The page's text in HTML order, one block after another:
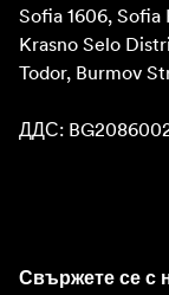
Sofia 1606,
Krasno Selo
Todor, Burmov
ДДС:
Свържете се с